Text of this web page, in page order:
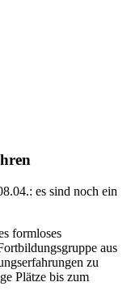
es sind noch ein
formloses
aus
zu
Plätze bis zum